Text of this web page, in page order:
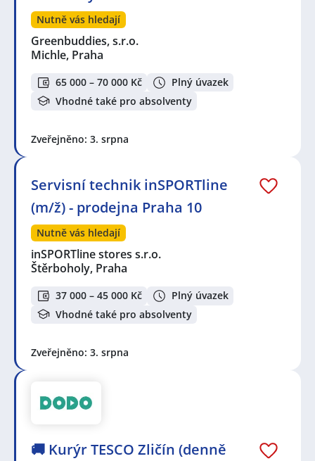
Nutně vás hledají
Greenbuddies, s.r.o.
Michle, Praha
65 000 – 70 000 Kč
Plný úvazek
Vhodné také pro absolventy
Zveřejněno: 3. srpna
Servisní technik inSPORTline
(m/ž) - prodejna Praha 10
Nutně vás hledají
inSPORTline stores s.r.o.
Štěrboholy, Praha
37 000 – 45 000 Kč
Plný úvazek
Vhodné také pro absolventy
Zveřejněno: 3. srpna
🚚 Kurýr TESCO Zličín (denně